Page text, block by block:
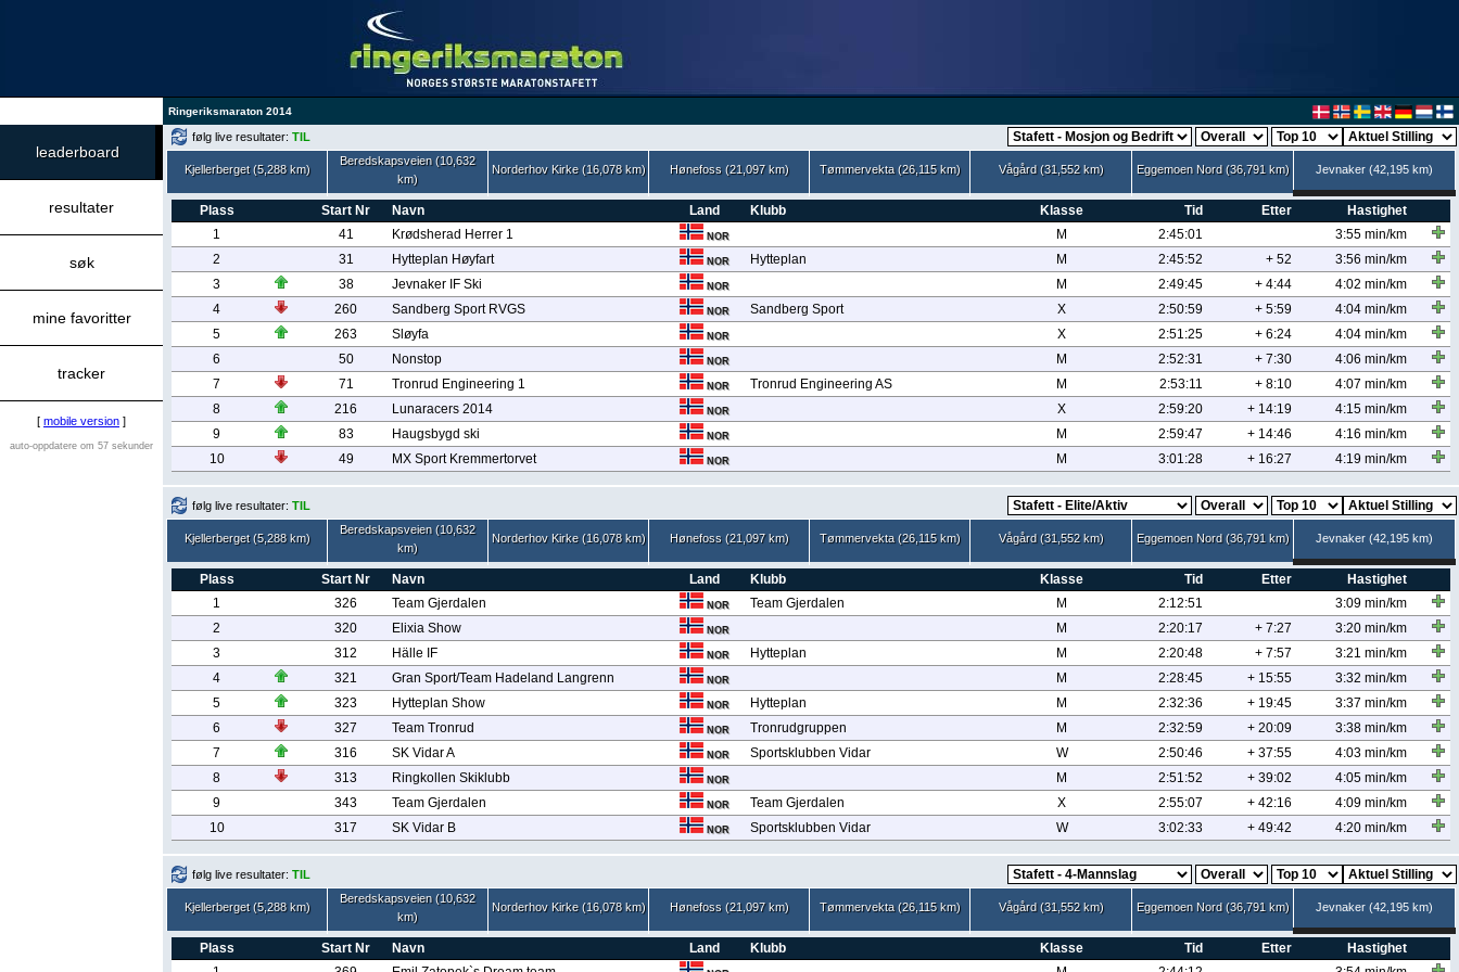
Ringeriksmaraton 2014
leaderboard
resultater
søk
mine favoritter
tracker
[ mobile version ]
auto-oppdatere om 57 sekunder
følg live resultater: TIL
Kjellerberget (5,288 km)
Beredskapsveien (10,632
km)
Norderhov Kirke (16,078 km) Hønefoss (21,097 km) Tømmervekta (26,115 km) Vågård (31,552 km) Eggemoen Nord (36,791 km) Jevnaker (42,195 km)
Plass Start Nr Navn Land Klubb Klasse Tid Etter
Hastighet
1
41 Krødsherad Herrer 1 NOR M 2:45:01
3:55 min/km
2
31 Hytteplan Høyfart NOR Hytteplan M 2:45:52 + 52
3:56 min/km
3
38 Jevnaker IF Ski NOR M 2:49:45 + 4:44
4:02 min/km
4
260 Sandberg Sport RVGS NOR Sandberg Sport X 2:50:59 + 5:59
4:04 min/km
5
263 Sløyfa NOR X 2:51:25 + 6:24
4:04 min/km
6
50 Nonstop NOR M 2:52:31 + 7:30
4:06 min/km
7
71 Tronrud Engineering 1 NOR Tronrud Engineering AS M 2:53:11 + 8:10
4:07 min/km
8
216 Lunaracers 2014 NOR X 2:59:20 + 14:19
4:15 min/km
9
83 Haugsbygd ski NOR M 2:59:47 + 14:46
4:16 min/km
10
49 MX Sport Kremmertorvet NOR M 3:01:28 + 16:27 4:19 min/km
følg live resultater: TIL
Kjellerberget (5,288 km)
Beredskapsveien (10,632
km)
Norderhov Kirke (16,078 km) Hønefoss (21,097 km) Tømmervekta (26,115 km) Vågård (31,552 km) Eggemoen Nord (36,791 km) Jevnaker (42,195 km)
Plass Start Nr Navn Land Klubb Klasse Tid Etter
Hastighet
1
326 Team Gjerdalen NOR Team Gjerdalen M 2:12:51
3:09 min/km
2
320 Elixia Show NOR M 2:20:17 + 7:27
3:20 min/km
3
312 Hälle IF NOR Hytteplan M 2:20:48 + 7:57
3:21 min/km
4
321 Gran Sport/Team Hadeland Langrenn NOR M 2:28:45 + 15:55
3:32 min/km
5
323 Hytteplan Show NOR Hytteplan M 2:32:36 + 19:45
3:37 min/km
6
327 Team Tronrud NOR Tronrudgruppen M 2:32:59 + 20:09
3:38 min/km
7
316 SK Vidar A NOR Sportsklubben Vidar W 2:50:46 + 37:55
4:03 min/km
8
313 Ringkollen Skiklubb NOR M 2:51:52 + 39:02
4:05 min/km
9
343 Team Gjerdalen NOR Team Gjerdalen X 2:55:07 + 42:16
4:09 min/km
10
317 SK Vidar B NOR Sportsklubben Vidar W 3:02:33 + 49:42 4:20 min/km
følg live resultater: TIL
Kjellerberget (5,288 km)
Beredskapsveien (10,632
km)
Norderhov Kirke (16,078 km) Hønefoss (21,097 km) Tømmervekta (26,115 km) Vågård (31,552 km) Eggemoen Nord (36,791 km) Jevnaker (42,195 km)
Plass Start Nr Navn Land Klubb Klasse Tid Etter
Hastighet